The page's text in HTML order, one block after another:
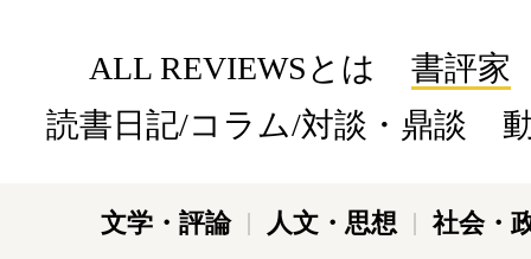
ALL REVIEWSとは
書評家
読書日記/コラム/対談・鼎談
文学・評論 人文・思想
社会・